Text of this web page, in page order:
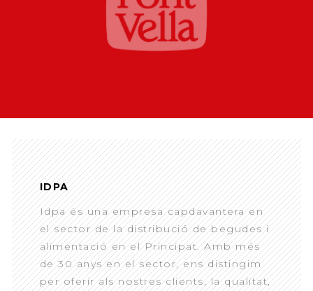
IDPA
Idpa és una empresa capdavantera en
el sector de la distribució de begudes i
alimentació en el Principat. Amb més
de 30 anys en el sector, ens distingim
per oferir als nostres clients, la qualitat,